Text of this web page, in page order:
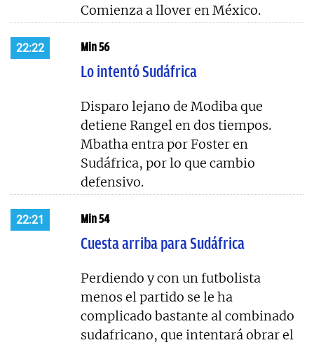
Comienza a llover en México.
22:22 Min 56
Lo intentó Sudáfrica
Disparo lejano de Modiba que
detiene Rangel en dos tiempos.
Mbatha entra por Foster en
Sudáfrica, por lo que cambio
defensivo.
22:21 Min 54
Cuesta arriba para Sudáfrica
Perdiendo y con un futbolista
menos el partido se le ha
complicado bastante al combinado
sudafricano, que intentará obrar el